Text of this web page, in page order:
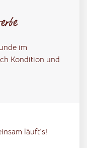
im
Kondition und
läuft’s!